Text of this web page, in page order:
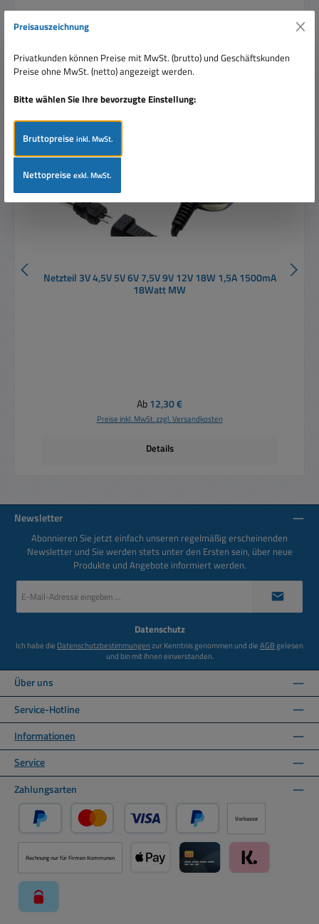
Produktgalerie überspringen
Ähnliche Artikel
Netzteil 3V 4,5V 5V 6V 7,5V 9V 12V 18W 1,5A 1500mA
18Watt MW
Regulärer Preis:
Ab12,30 €
Preise inkl. MwSt. zzgl. Versandkosten
Details
Newsletter
Abonnieren Sie jetzt einfach unseren regelmäßig erscheinenden
Newsletter und Sie werden stets unter den Ersten sein, über neue
Produkte und Angebote informiert werden.
Mail-
Datenschutz
Ich habe die Datenschutzbestimmungenzur Kenntnis genommen und dieAGBgelesen
und bin mit ihnen einverstanden.
Über uns
Service-Hotline
Informationen
Service
Zahlungsarten
PayPal Kredit- oder Debitkarte über PayPal
Später Bezahlen über PayPal
Vorkasse
Rechnung nur für Firmen Kommunen
Preisauszeichnung
Privatkunden können Preise mit MwSt. (brutto) und Geschäftskunden
Preise ohne MwSt. (netto) angezeigt werden.
Bitte wählen Sie Ihre bevorzugte Einstellung:
Bruttopreiseinkl. MwSt.
Nettopreiseexkl. MwSt.